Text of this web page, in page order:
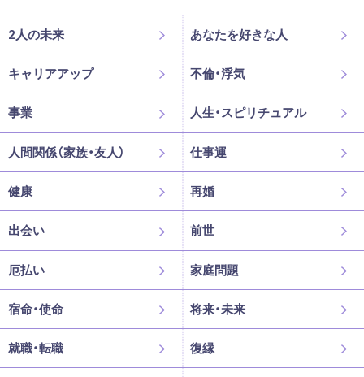
2人の未来 あなたを好きな人
キャリアアップ 不倫・浮気
事業 人生・スピリチュアル
人間関係（家族・友人） 仕事運
健康 再婚
出会い 前世
厄払い 家庭問題
宿命・使命 将来・未来
就職・転職 復縁